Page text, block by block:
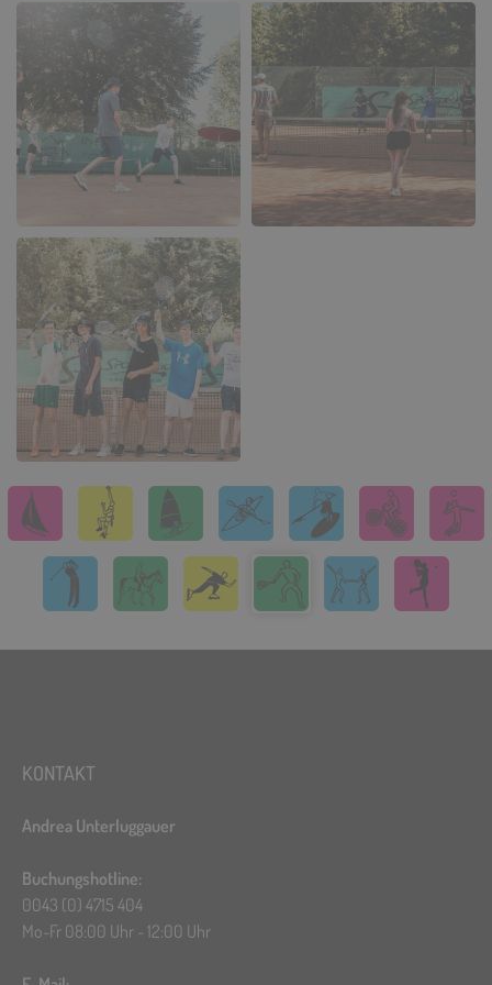
KONTAKT
Andrea Unterluggauer
Buchungshotline:
0043 (0) 4715 404
Mo-Fr 08:00 Uhr - 12:00 Uhr